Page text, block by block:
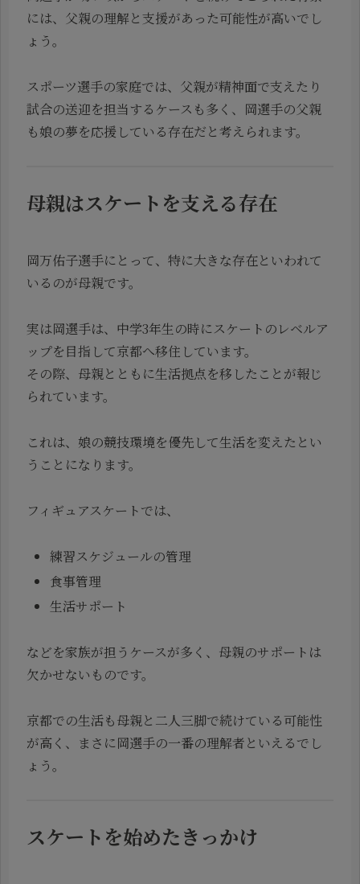
には、父親の理解と支援があった可能性が高いでし
ょう。
スポーツ選手の家庭では、父親が精神面で支えたり
試合の送迎を担当するケースも多く、岡選手の父親
も娘の夢を応援している存在だと考えられます。
母親はスケートを支える存在
岡万佑子選手にとって、特に大きな存在といわれて
いるのが母親です。
実は岡選手は、中学3年生の時にスケートのレベルア
ップを目指して京都へ移住しています。
その際、母親とともに生活拠点を移したことが報じ
られています。
これは、娘の競技環境を優先して生活を変えたとい
うことになります。
フィギュアスケートでは、
練習スケジュールの管理
食事管理
生活サポート
などを家族が担うケースが多く、母親のサポートは
欠かせないものです。
京都での生活も母親と二人三脚で続けている可能性
が高く、まさに岡選手の一番の理解者といえるでし
ょう。
スケートを始めたきっかけ